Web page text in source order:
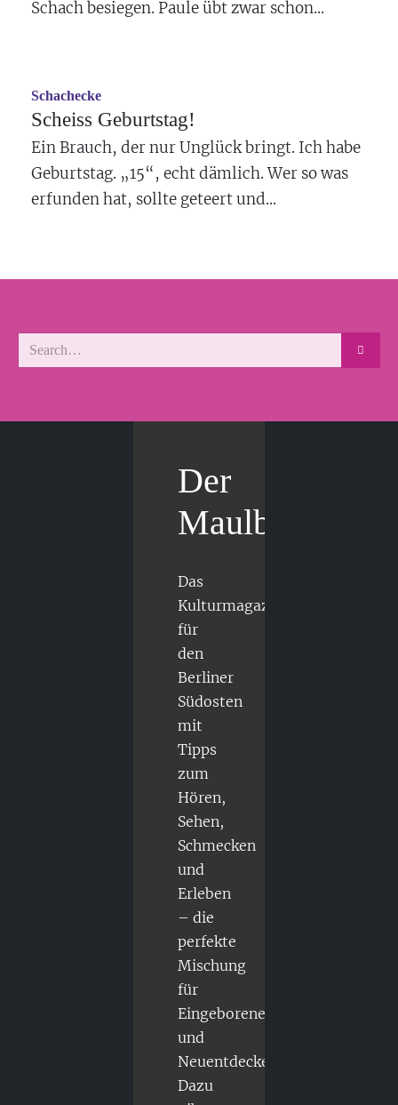
Schach besiegen. Paule übt zwar schon...
Schachecke
Scheiss Geburtstag!
Ein Brauch, der nur Unglück bringt. Ich habe
Geburtstag. „15“, echt dämlich. Wer so was
erfunden hat, sollte geteert und...
Der
Maulbär
Das
Kulturmagazin
für
den
Berliner
Südosten
mit
Tipps
zum
Hören,
Sehen,
Schmecken
und
Erleben
– die
perfekte
Mischung
für
Eingeborene
und
Neuentdecker.
Dazu